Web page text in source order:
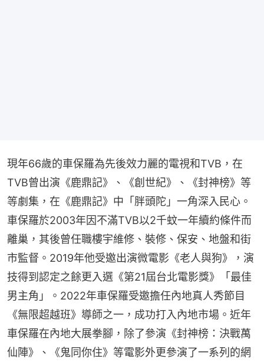
現年66歲的車保羅為先後效力麗的電視和TVB，在
TVB曾出演《鹿鼎記》、《創世紀》、《封神榜》等
等劇集，在《鹿鼎記》中「胖頭陀」一角深入民心。
車保羅於2003年因不滿TVB以2千蚊一年續約條件而
離巢，其後曾任職樓宇維修、裝修、保安、地盤和街
市監督。2019年他受邀出演微電影《老人與狗》，演
技得到認定之餘更入選《第21屆台北電影獎》「最佳
男主角」。2022年車保羅受邀擔任內地真人秀節目
《無限超越班》導師之一，成功打入內地市場。近年
車保羅在內地大展拳腳，除了參演《封神榜：決戰萬
仙陣》、《鬼同你住》等電影外更參演了一系列的網